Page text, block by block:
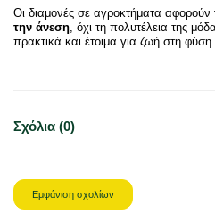
Οι διαμονές σε αγροκτήματα αφορούν
την άνεση, όχι τη πολυτέλεια της
πρακτικά και έτοιμα για ζωή στη φύση.
Σχόλια (0)
Εμφάνιση σχολίων